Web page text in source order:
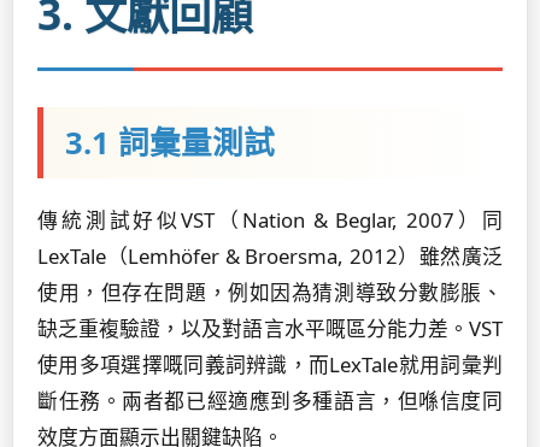
3. 文獻回顧
3.1 詞彙量測試
傳統測試好似VST（Nation & Beglar, 2007）同
LexTale（Lemhöfer & Broersma, 2012）雖然廣泛
使用，但存在問題，例如因為猜測導致分數膨脹、
缺乏重複驗證，以及對語言水平嘅區分能力差。VST
使用多項選擇嘅同義詞辨識，而LexTale就用詞彙判
斷任務。兩者都已經適應到多種語言，但喺信度同
效度方面顯示出關鍵缺陷。